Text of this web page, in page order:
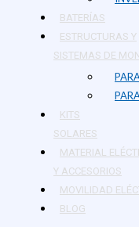
BATERÍAS
ESTRUCTURAS Y
SISTEMAS DE
KITS
SOLARES
MATERIAL
Y ACCESORIOS
MOVILIDAD
BLOG